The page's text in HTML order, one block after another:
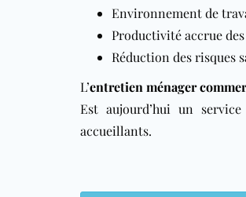
Environnement de
Productivité accrue
Réduction des risques
L’entretien ménager
Est aujourd’hui un
accueillants.